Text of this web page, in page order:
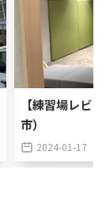
【練習場レビ
市）
2024-01-17